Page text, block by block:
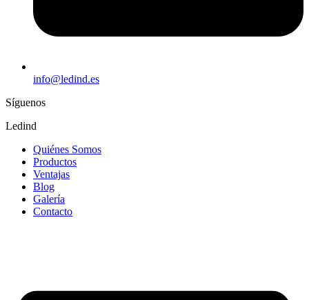
info@ledind.es
Síguenos
Ledind
Quiénes Somos
Productos
Ventajas
Blog
Galería
Contacto